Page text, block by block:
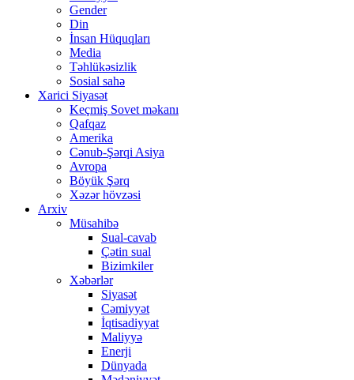
Gender
Din
İnsan Hüquqları
Media
Təhlükəsizlik
Sosial sahə
Xarici Siyasət
Keçmiş Sovet məkanı
Qafqaz
Amerika
Cənub-Şərqi Asiya
Avropa
Böyük Şərq
Xəzər hövzəsi
Arxiv
Müsahibə
Sual-cavab
Çətin sual
Bizimkiler
Xəbərlər
Siyasət
Cəmiyyət
İqtisadiyyat
Maliyyə
Enerji
Dünyada